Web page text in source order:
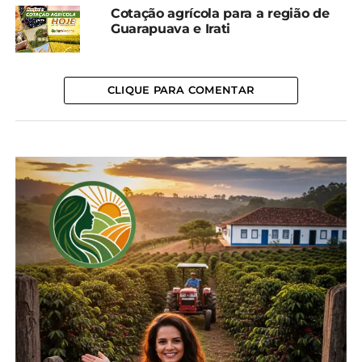
totalizaram US$ 247 milhões, valor igualmente
recorde (o maior tinha sido em 2022, com US$ 239
petroquímico paranaense, com crescimento de
29,8% em relação ao mesmo período de 2023 (US$
190 milhões).
Essa realidade também pode ser observada no
âmbito da indústria local de material elétrico, com
as exportações de US$ 87 milhões de geradores e
transformadores registradas de janeiro a julho de
2024. O recorde é quase três vezes maior do que os
US$ 33 milhões do mesmo período do ano
passado.
As exportações de carne de frango industrializada
atingiram US$ 84,7 milhões, superando todos os
resultados anotados nos sete primeiros meses de
Cotação agrícola para a região de
Guarapuava e Irati
CLIQUE PARA COMENTAR